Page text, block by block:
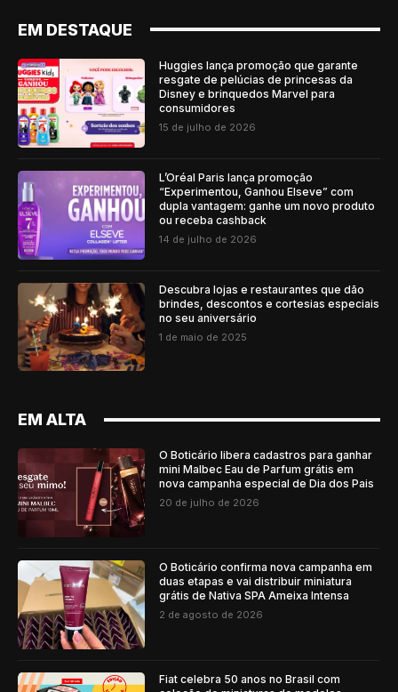
EM DESTAQUE
Huggies lança promoção que garante
resgate de pelúcias de princesas da
Disney e brinquedos Marvel para
consumidores
15 de julho de 2026
L’Oréal Paris lança promoção
“Experimentou, Ganhou Elseve” com
dupla vantagem: ganhe um novo produto
ou receba cashback
14 de julho de 2026
Descubra lojas e restaurantes que dão
brindes, descontos e cortesias especiais
no seu aniversário
1 de maio de 2025
EM ALTA
O Boticário libera cadastros para ganhar
mini Malbec Eau de Parfum grátis em
nova campanha especial de Dia dos Pais
20 de julho de 2026
O Boticário confirma nova campanha em
duas etapas e vai distribuir miniatura
grátis de Nativa SPA Ameixa Intensa
2 de agosto de 2026
Fiat celebra 50 anos no Brasil com